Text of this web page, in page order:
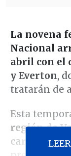
La novena
Nacional
abril con el
y Everton,
tratarán de
Esta
región de
caras
, el